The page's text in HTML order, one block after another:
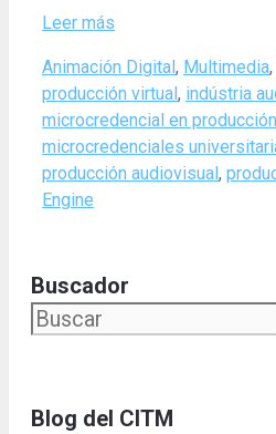
Leer más
Categories
Animación Digital , Multimedia,
producción virtual , indústria
microcredencial en
microcredenciales
producción audiovisual ,
Engine
Buscador
Blog del CITM